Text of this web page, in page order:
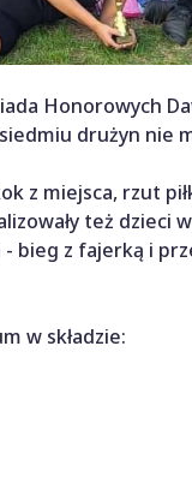
Honorowych
siedmiu drużyn
z miejsca, rzut
też dzieci
- bieg z fajerką i
w składzie: